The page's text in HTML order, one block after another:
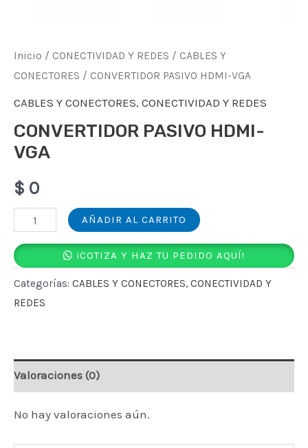
Inicio / CONECTIVIDAD Y REDES / CABLES Y
CONECTORES / CONVERTIDOR PASIVO HDMI-VGA
CABLES Y CONECTORES, CONECTIVIDAD Y REDES
CONVERTIDOR PASIVO HDMI-
VGA
$ 0
CONVERTIDOR
HDMI-
VGA
cantidad
AÑADIR AL CARRITO
¡COTIZA Y HAZ TU PEDIDO AQUÍ!
Categorías: CABLES Y CONECTORES, CONECTIVIDAD Y
REDES
Valoraciones (0)
No hay valoraciones aún.